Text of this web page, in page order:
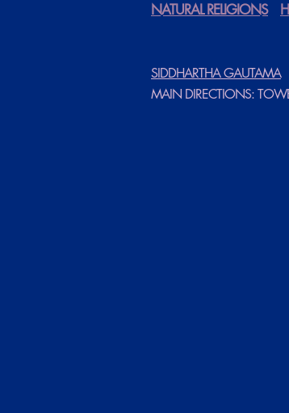
NATURAL RELIGIONS
SIDDHARTHA GAUTAMA
MAIN DIRECTIONS: